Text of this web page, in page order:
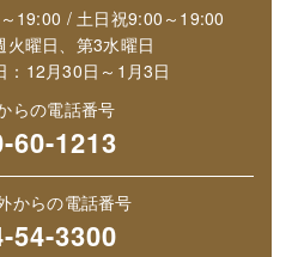
19:00 / 土日祝9:00～19:00
火曜日、第3水曜日
：12月30日～1月3日
らの電話番号
60-1213
からの電話番号
54-3300